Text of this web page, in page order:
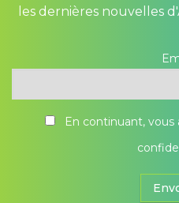
les dernières nouvelles
En continuant,